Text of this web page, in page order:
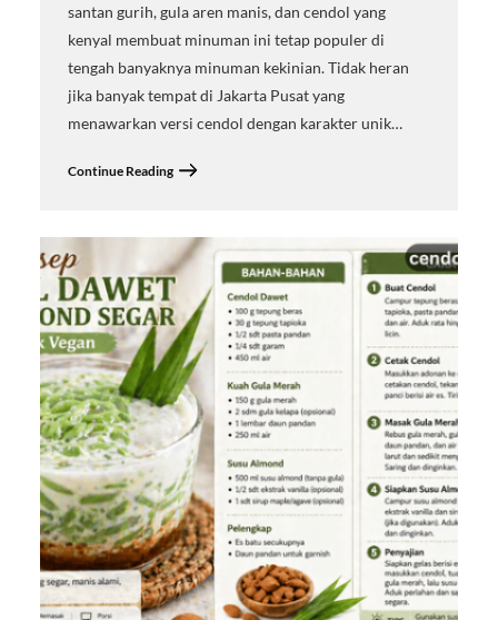
santan gurih, gula aren manis, dan cendol yang
kenyal membuat minuman ini tetap populer di
tengah banyaknya minuman kekinian. Tidak heran
jika banyak tempat di Jakarta Pusat yang
menawarkan versi cendol dengan karakter unik…
Continue Reading